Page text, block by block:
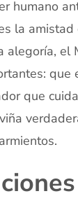
humano
la amistad
alegoría, el
que
que